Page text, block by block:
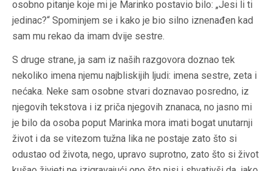
osobno pitanje koje mi je Marinko postavio bilo: „Jesi li ti
jedinac?“ Spominjem se i kako je bio silno iznenađen kad
sam mu rekao da imam dvije sestre.
S druge strane, ja sam iz naših razgovora doznao tek
nekoliko imena njemu najbliskijih ljudi: imena sestre, zeta i
nećaka. Neke sam osobne stvari doznavao posredno, iz
njegovih tekstova i iz priča njegovih znanaca, no jasno mi
je bilo da osoba poput Marinka mora imati bogat unutarnji
život i da se vitezom tužna lika ne postaje zato što si
odustao od života, nego, upravo suprotno, zato što si život